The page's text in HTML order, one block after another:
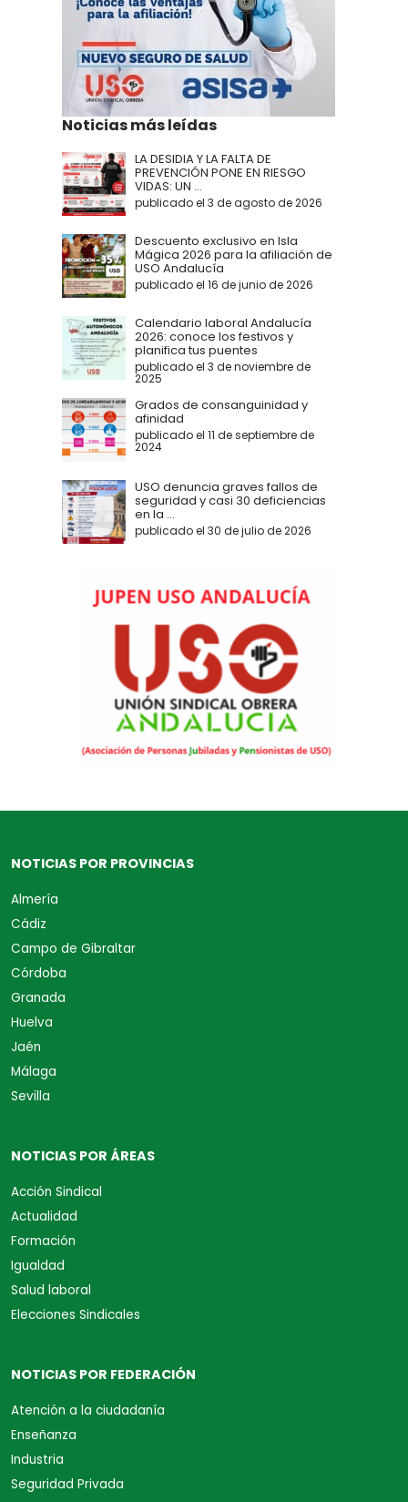
Noticias más leídas
LA DESIDIA Y LA FALTA DE
PREVENCIÓN PONE EN RIESGO
VIDAS: UN ...
publicado el 3 de agosto de 2026
Descuento exclusivo en Isla
Mágica 2026 para la afiliación de
USO Andalucía
publicado el 16 de junio de 2026
Calendario laboral Andalucía
2026: conoce los festivos y
planifica tus puentes
publicado el 3 de noviembre de
2025
Grados de consanguinidad y
afinidad
publicado el 11 de septiembre de
2024
USO denuncia graves fallos de
seguridad y casi 30 deficiencias
en la ...
publicado el 30 de julio de 2026
NOTICIAS POR PROVINCIAS
Almería
Cádiz
Campo de Gibraltar
Córdoba
Granada
Huelva
Jaén
Málaga
Sevilla
NOTICIAS POR ÁREAS
Acción Sindical
Actualidad
Formación
Igualdad
Salud laboral
Elecciones Sindicales
NOTICIAS POR FEDERACIÓN
Atención a la ciudadanía
Enseñanza
Industria
Seguridad Privada